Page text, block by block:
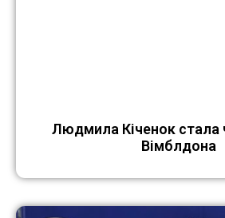
Людмила Кіченок стала
Вімблдона